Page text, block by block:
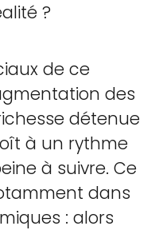
?
de ce
des
détenue
à un rythme
à suivre. Ce
dans
: alors